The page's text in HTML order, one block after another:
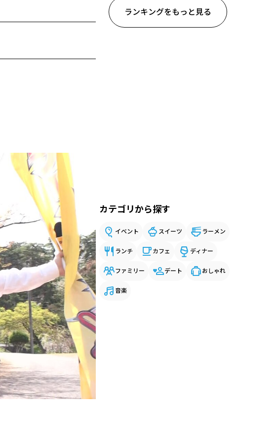
ランキングをもっと見る
カテゴリから探す
イベント スイーツ ラーメン
ランチ カフェ ディナー
ファミリー デート おしゃれ
音楽